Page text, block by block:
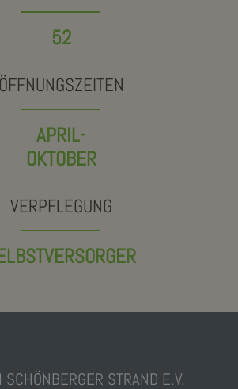
52
ÖFFNUNGSZEITEN
APRIL-
OKTOBER
VERPFLEGUNG
STRAND E.V.